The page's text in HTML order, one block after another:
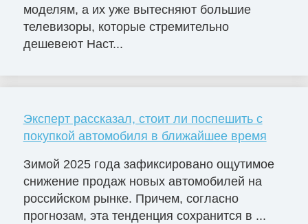
моделям, а их уже вытесняют большие
телевизоры, которые стремительно
дешевеют Наст...
Эксперт рассказал, стоит ли поспешить с
покупкой автомобиля в ближайшее время
Зимой 2025 года зафиксировано ощутимое
снижение продаж новых автомобилей на
российском рынке. Причем, согласно
прогнозам, эта тенденция сохранится в ...